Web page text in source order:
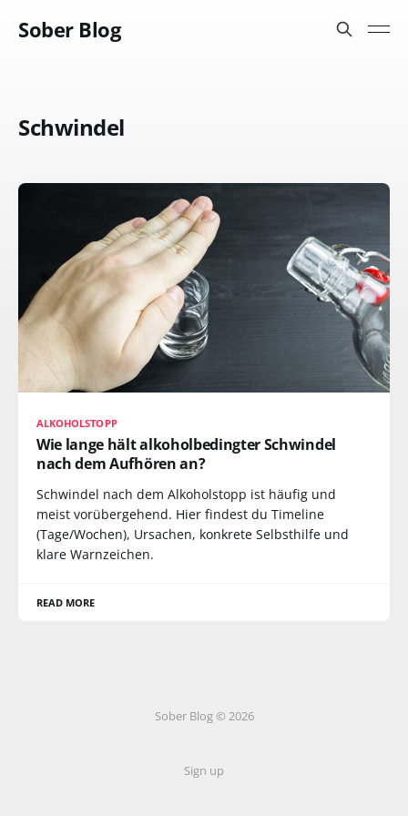
Sober Blog
Schwindel
ALKOHOLSTOPP
Wie lange hält alkoholbedingter Schwindel
nach dem Aufhören an?
Schwindel nach dem Alkoholstopp ist häufig und
meist vorübergehend. Hier findest du Timeline
(Tage/Wochen), Ursachen, konkrete Selbsthilfe und
klare Warnzeichen.
READ MORE
Sober Blog © 2026
Sign up